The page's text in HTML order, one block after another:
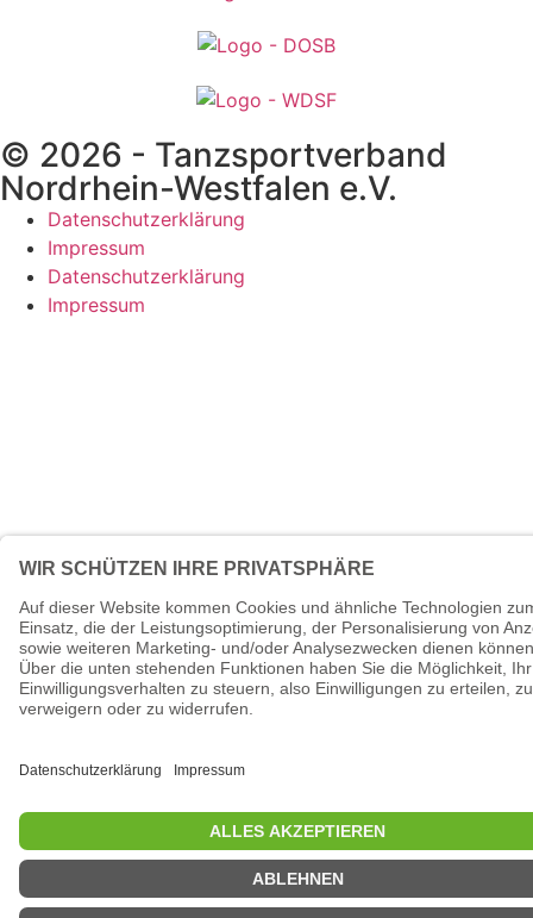
© 2026 - Tanzsportverband
Nordrhein-Westfalen e.V.
Datenschutzerklärung
Impressum
Datenschutzerklärung
Impressum